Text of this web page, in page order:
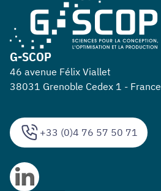
+33 (0)4 76 57 50 71
G-SCOP
46 avenue Félix Viallet
38031 Grenoble Cedex 1 - France